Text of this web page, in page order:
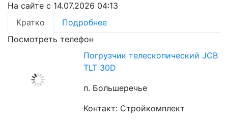
На сайте с 14.07.2026 04:13
Кратко
Подробнее
Посмотреть телефон
Погрузчик телескопический JCB
TLT 30D
п. Большеречье
Контакт: Стройкомплект